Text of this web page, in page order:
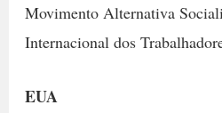
Movimento Alternativa
Internacional dos
EUA